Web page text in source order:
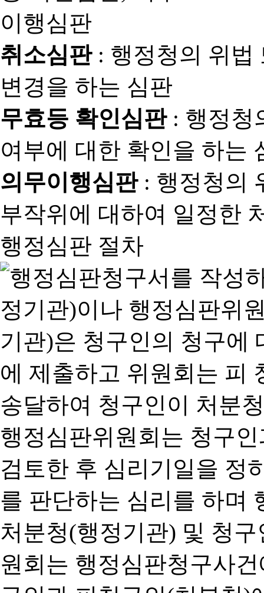
취소심판: 행정청의 위법
변경을 하는 심판
무효등 확인심판: 행정청
여부에 대한 확인을 하는
의무이행심판: 행정청의
부작위에 대하여 일정한
행정심판 절차